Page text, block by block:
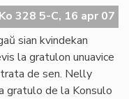
328 5-C, 16 apr 07
sian kvindekan
la gratulon unuavice
de sen. Nelly
gratulo de la Konsulo